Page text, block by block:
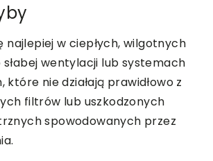
najlepiej w ciepłych, wilgotnych
wentylacji lub systemach
nie działają prawidłowo z
filtrów lub uszkodzonych
spowodowanych przez